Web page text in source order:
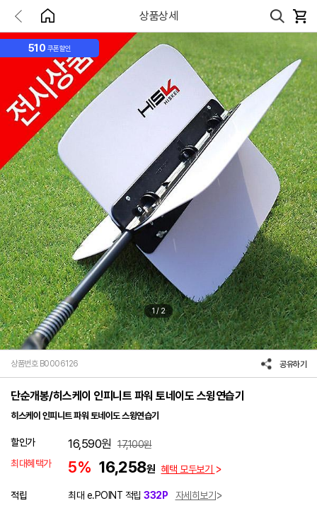
상품상세
510 쿠폰할인
1 / 2
상품번호 B0006126 공유하기
단순개봉/히스케이 인피니트 파워 토네이도 스윙연습기
히스케이 인피니트 파워 토네이도 스윙연습기
할인가 16,590원 17,100원
최대혜택가
5% 16,258원 혜택 모두보기
적립 최대 e.POINT 적립 332P
자세히보기